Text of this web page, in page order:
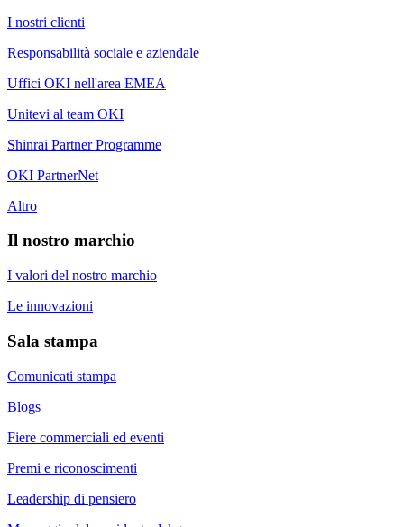
I nostri clienti
Responsabilità sociale e aziendale
Uffici OKI nell'area EMEA
Unitevi al team OKI
Shinrai Partner Programme
OKI PartnerNet
Altro
Il nostro marchio
I valori del nostro marchio
Le innovazioni
Sala stampa
Comunicati stampa
Blogs
Fiere commerciali ed eventi
Premi e riconoscimenti
Leadership di pensiero